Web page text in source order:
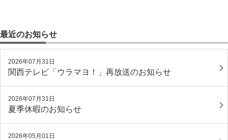
最近のお知らせ
2026年07月31日
関西テレビ「ウラマヨ！」再放送のお知らせ
2026年07月31日
夏季休暇のお知らせ
2026年05月01日